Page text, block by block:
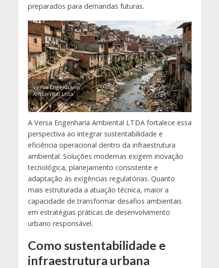
preparados para demandas futuras.
Versa Engenharia
Ambiental Ltda
A Versa Engenharia Ambiental LTDA fortalece essa
perspectiva ao integrar sustentabilidade e
eficiência operacional dentro da infraestrutura
ambiental. Soluções modernas exigem inovação
tecnológica, planejamento consistente e
adaptação às exigências regulatórias. Quanto
mais estruturada a atuação técnica, maior a
capacidade de transformar desafios ambientais
em estratégias práticas de desenvolvimento
urbano responsável.
Como sustentabilidade e
infraestrutura urbana